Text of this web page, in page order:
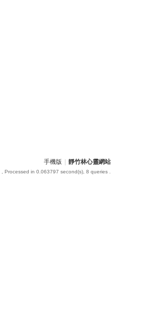
手機版 靜竹林心靈網站
, Processed in 0.063797 second(s), 8 queries .